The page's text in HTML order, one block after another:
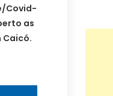
Covid-
as
Caicó.